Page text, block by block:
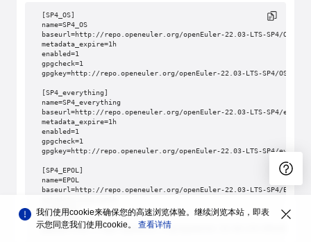
[SP4_OS]
name=SP4_OS
baseurl=http://repo.openeuler.org/openEuler-22.03-LTS-SP4/OS/
metadata_expire=1h
enabled=1
gpgcheck=1
gpgkey=http://repo.openeuler.org/openEuler-22.03-LTS-SP4/OS/
[SP4_everything]
name=SP4_everything
baseurl=http://repo.openeuler.org/openEuler-22.03-LTS-SP4/
metadata_expire=1h
enabled=1
gpgcheck=1
gpgkey=http://repo.openeuler.org/openEuler-22.03-LTS-SP4/
[SP4_EPOL]
name=EPOL
baseurl=http://repo.openeuler.org/openEuler-22.03-LTS-SP4/EPOL/
enabled=1
gpgcheck=1
gpgkey=http://repo.openeuler.org/openEuler-22.03-LTS-SP4/OS/
我们使用cookie来确保您的高速浏览体验。继续浏览本站，即表
示您同意我们使用cookie。 查看详情